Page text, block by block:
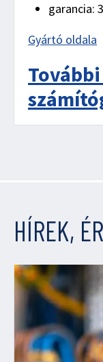
garancia:
Gyártó oldala
HÍREK,